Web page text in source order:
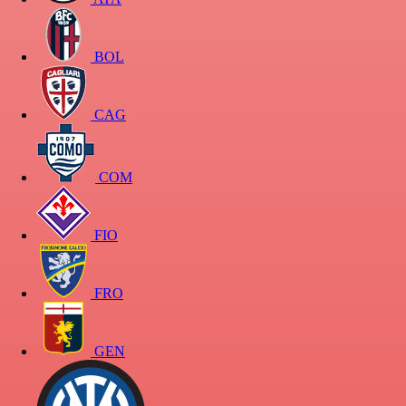
BOL
CAG
COM
FIO
FRO
GEN